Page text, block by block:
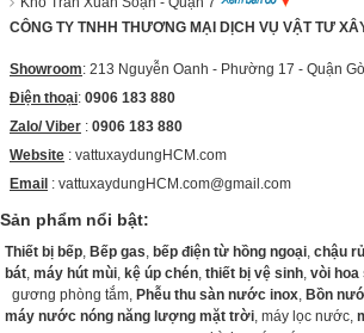
CÔNG TY TNHH THƯƠNG MẠI DỊCH VỤ VẬT TƯ
Showroom: 213 Nguyễn Oanh - Phường 17 - Quận
Điện thoại: 0906 183 880
Zalo/ Viber : 0906 183 880
Website : vattuxaydungHCM.com
Email : vattuxaydungHCM.com@gmail.com
Sản phẩm nổi bật:
Thiết bị bếp, Bếp gas, bếp điện từ hồng ngoại, chậu
bát, máy hút mùi, kệ úp chén, thiết bị vệ sinh, vòi hoa
gương phòng tắm, Phễu thu sàn nước inox, Bồn
máy nước nóng năng lượng mặt trời, máy lọc nước,